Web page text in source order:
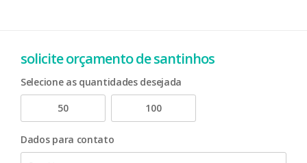
solicite orçamento de santinhos
Selecione as quantidades desejada
50
100
Dados para contato